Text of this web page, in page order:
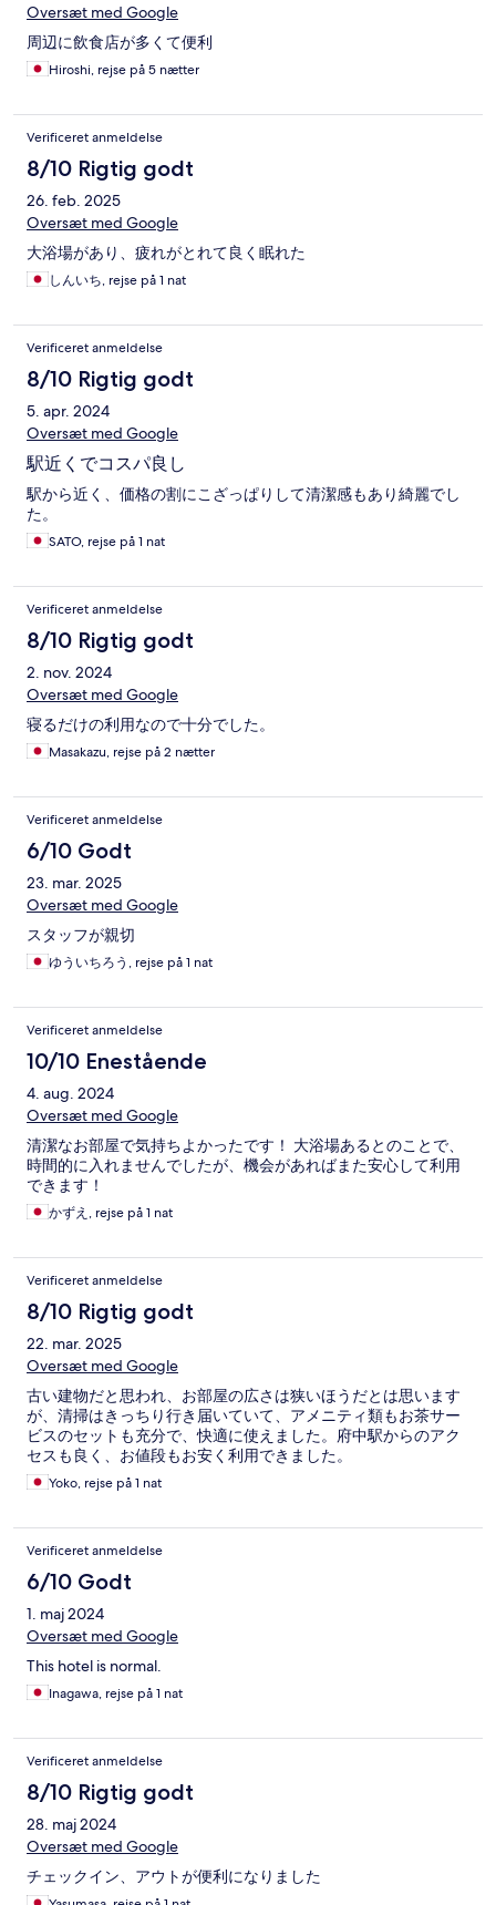
Oversæt med Google
周辺に飲食店が多くて便利
Hiroshi, rejse på 5 nætter
Verificeret anmeldelse
8/10 Rigtig godt
26. feb. 2025
Oversæt med Google
大浴場があり、疲れがとれて良く眠れた
しんいち, rejse på 1 nat
Verificeret anmeldelse
8/10 Rigtig godt
5. apr. 2024
Oversæt med Google
駅近くでコスパ良し
駅から近く、価格の割にこざっぱりして清潔感もあり綺麗でし
た。
SATO, rejse på 1 nat
Verificeret anmeldelse
8/10 Rigtig godt
2. nov. 2024
Oversæt med Google
寝るだけの利用なので十分でした。
Masakazu, rejse på 2 nætter
Verificeret anmeldelse
6/10 Godt
23. mar. 2025
Oversæt med Google
スタッフが親切
ゆういちろう, rejse på 1 nat
Verificeret anmeldelse
10/10 Enestående
4. aug. 2024
Oversæt med Google
清潔なお部屋で気持ちよかったです！ 大浴場あるとのことで、
時間的に入れませんでしたが、機会があればまた安心して利用
できます！
かずえ, rejse på 1 nat
Verificeret anmeldelse
8/10 Rigtig godt
22. mar. 2025
Oversæt med Google
古い建物だと思われ、お部屋の広さは狭いほうだとは思います
が、清掃はきっちり行き届いていて、アメニティ類もお茶サー
ビスのセットも充分で、快適に使えました。府中駅からのアク
セスも良く、お値段もお安く利用できました。
Yoko, rejse på 1 nat
Verificeret anmeldelse
6/10 Godt
1. maj 2024
Oversæt med Google
This hotel is normal.
Inagawa, rejse på 1 nat
Verificeret anmeldelse
8/10 Rigtig godt
28. maj 2024
Oversæt med Google
チェックイン、アウトが便利になりました